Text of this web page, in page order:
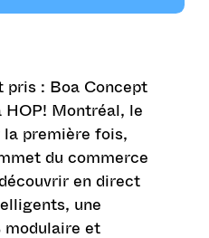
pris : Boa Concept
HOP! Montréal, le
la première fois,
du commerce
en direct
une
modulaire et